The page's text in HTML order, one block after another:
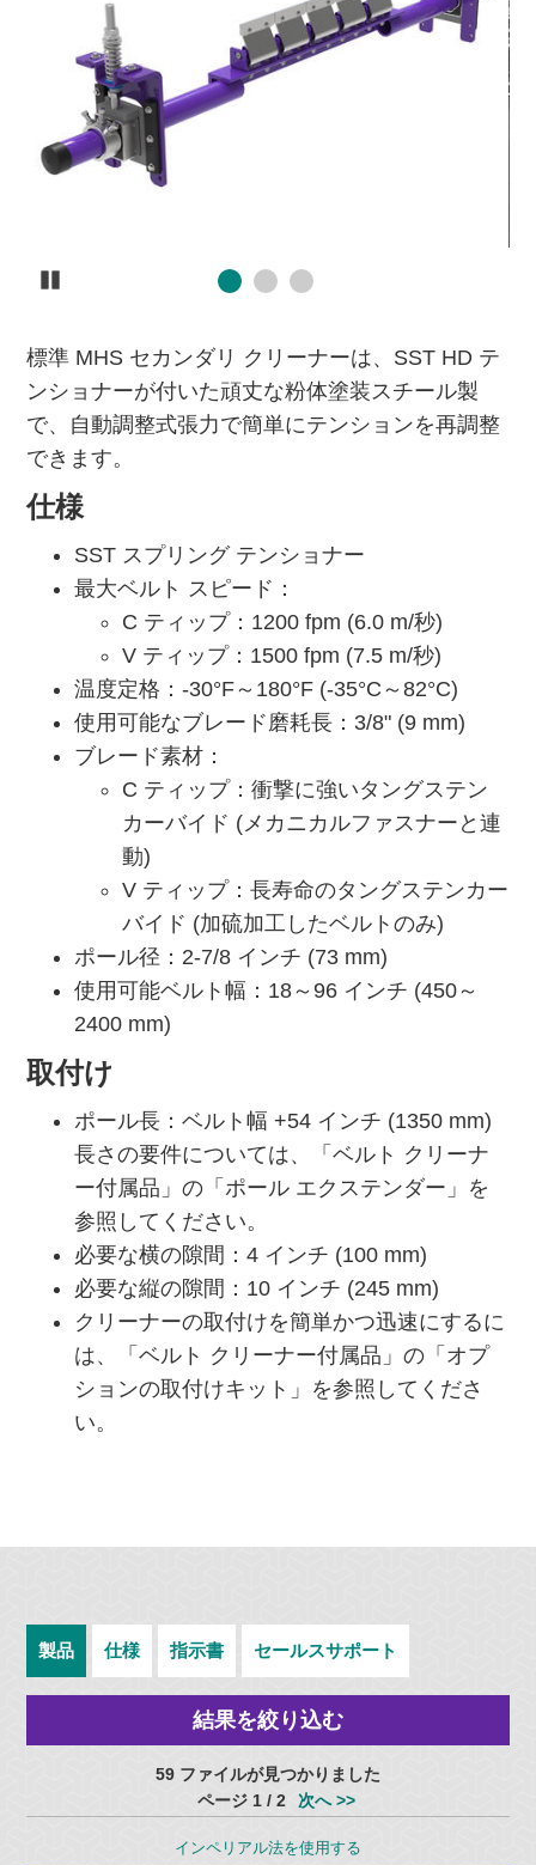
標準 MHS セカンダリ クリーナーは、SST HD テ
ンショナーが付いた頑丈な粉体塗装スチール製
で、自動調整式張力で簡単にテンションを再調整
できます。
仕様
SST スプリング テンショナー
最大ベルト スピード：
C ティップ：1200 fpm (6.0 m/秒)
V ティップ：1500 fpm (7.5 m/秒)
温度定格：-30°F～180°F (-35°C～82°C)
使用可能なブレード磨耗長：3/8" (9 mm)
ブレード素材：
C ティップ：衝撃に強いタングステン
カーバイド (メカニカルファスナーと連
動)
V ティップ：長寿命のタングステンカー
バイド (加硫加工したベルトのみ)
ポール径：2-7/8 インチ (73 mm)
使用可能ベルト幅：18～96 インチ (450～
2400 mm)
取付け
ポール長：ベルト幅 +54 インチ (1350 mm)
長さの要件については、「ベルト クリーナ
ー付属品」の「ポール エクステンダー」を
参照してください。
必要な横の隙間：4 インチ (100 mm)
必要な縦の隙間：10 インチ (245 mm)
クリーナーの取付けを簡単かつ迅速にするに
は、「ベルト クリーナー付属品」の「オプ
ションの取付けキット」を参照してくださ
い。
製品 仕様 指示書 セールスサポート
結果を絞り込む
59 ファイルが見つかりました
ページ 1 / 2
次へ >>
インペリアル法を使用する